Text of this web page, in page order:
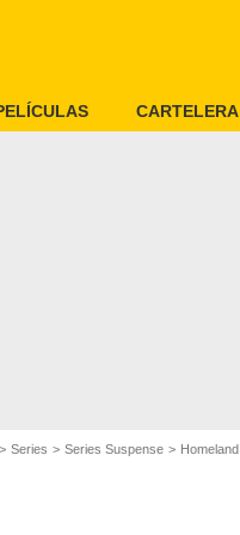
CARTELERA
Series Series Suspense Homeland